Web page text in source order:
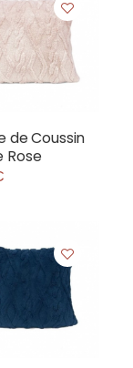
de Coussin
Rose